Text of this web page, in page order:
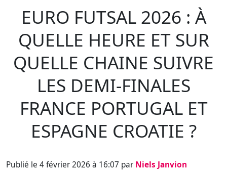
EURO FUTSAL 2026 : À
QUELLE HEURE ET SUR
QUELLE CHAINE SUIVRE
LES DEMI-FINALES
FRANCE PORTUGAL ET
ESPAGNE CROATIE ?
Publié le 4 février 2026 à 16:07 par Niels Janvion